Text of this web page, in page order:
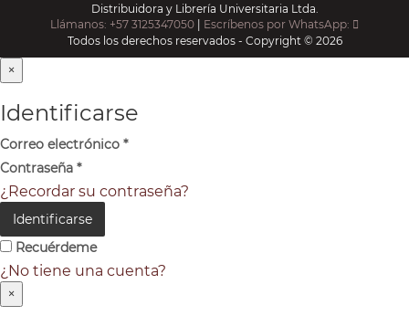
Distribuidora y Librería Universitaria Ltda.
Llámanos: +57 3125347050
Escríbenos por WhatsApp:
Todos los derechos reservados - Copyright © 2026
×
Identificarse
Correo electrónico *
Contraseña *
¿Recordar su contraseña?
Identificarse
Recuérdeme
¿No tiene una cuenta?
×